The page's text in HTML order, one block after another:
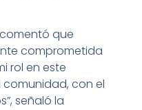
que
comprometida
rol en este
con el
señaló la